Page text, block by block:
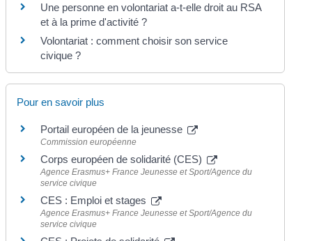
Une personne en volontariat a-t-elle droit au RSA
et à la prime d'activité ?
Volontariat : comment choisir son service
civique ?
Pour en savoir plus
Portail européen de la jeunesse
Commission européenne
Corps européen de solidarité (CES)
Agence Erasmus+ France Jeunesse et Sport/Agence du
service civique
CES : Emploi et stages
Agence Erasmus+ France Jeunesse et Sport/Agence du
service civique